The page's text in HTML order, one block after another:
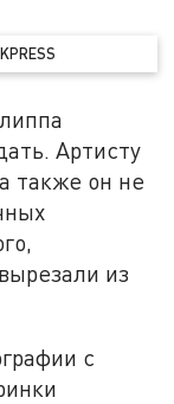
Артисту
также он не
из
с